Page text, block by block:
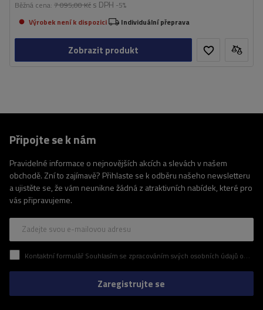
Běžná cena: 7 095,00 Kč s DPH -5%
Výrobek není k dispozici
Individuální přeprava
Zobrazit produkt
Připojte se k nám
Pravidelné informace o nejnovějších akcích a slevách v našem
obchodě. Zní to zajímavě? Přihlaste se k odběru našeho newsletteru
a ujistěte se, že vám neunikne žádná z atraktivních nabídek, které pro
vás připravujeme.
Zadejte svou e-mailovou adresu
Kontaktní formulář Souhlasím se zpracováním svých osobních údajů obsažených v kontaktním formuláři v souladu s nařízením Evropského parlamentu a Rady (EU)
Zaregistrujte se